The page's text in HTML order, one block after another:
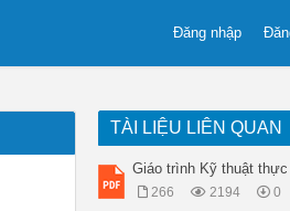
Đăng nhập
TÀI LIỆU LIÊN QUAN
Giáo trình Kỹ thuật thực
266 2194 0